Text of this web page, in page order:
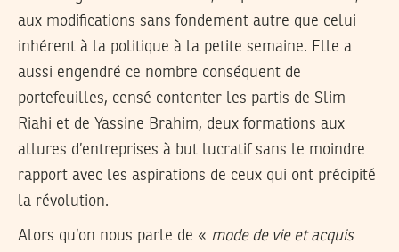
aux modifications sans fondement autre que celui
inhérent à la politique à la petite semaine. Elle a
aussi engendré ce nombre conséquent de
portefeuilles, censé contenter les partis de Slim
Riahi et de Yassine Brahim, deux formations aux
allures d’entreprises à but lucratif sans le moindre
rapport avec les aspirations de ceux qui ont précipité
la révolution.
Alors qu’on nous parle de « mode de vie et acquis